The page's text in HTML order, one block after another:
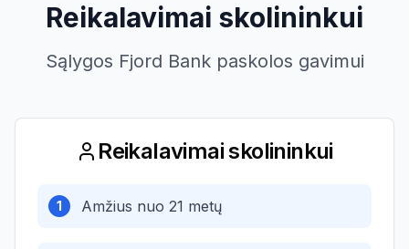
Reikalavimai skolininkui
Sąlygos Fjord Bank paskolos gavimui
Reikalavimai skolininkui
1 Amžius nuo 21 metų